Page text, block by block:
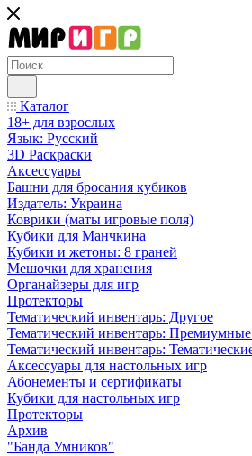
Каталог
18+ для взрослых
Язык: Русский
3D Раскраски
Аксессуары
Башни для бросания кубиков
Издатель: Украина
Коврики (маты игровые поля)
Кубики для Манчкина
Кубики и жетоны: 8 граней
Мешочки для хранения
Органайзеры для игр
Протекторы
Тематический инвентарь: Другое
Тематический инвентарь:
Тематический инвентарь:
Аксессуары для настольных игр
Абонементы и сертификаты
Кубики для настольных игр
Протекторы
Архив
"Банда Умников"